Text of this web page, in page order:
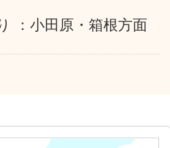
：小田原・箱根方面